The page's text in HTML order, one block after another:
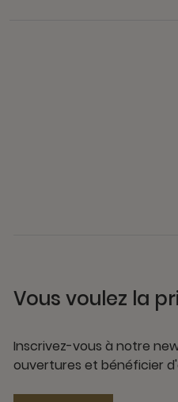
Vous voulez la
Inscrivez-vous à notre
ouvertures et bénéficier